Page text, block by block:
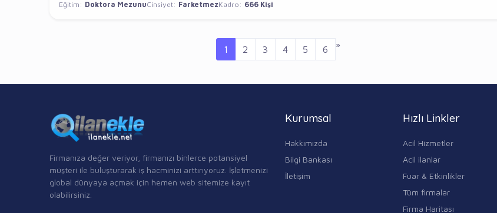
Eğitim: Doktora MezunuCinsiyet: FarketmezKadro: 666 Kişi
1 2 3 4 5 6 »
Firmanıza değer veriyor, firmanızı binlerce potansiyel
müşteri ile buluşturarak iş hacminizi arttırıyoruz. İşletmenizi
global dünyaya açmak için hemen web sitemize kayıt
olabilirsiniz.
Kurumsal
Hakkımızda
Bilgi Bankası
İletişim
Hızlı Linkler
Acil Hizmetler
Acil ilanlar
Fuar & Etkinlikler
Tüm firmalar
Firma Haritası